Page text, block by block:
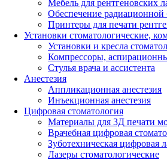
Мебель для рентгеновских
Обеспечение радиационной
Принтеры для печати
Установки стоматологические,
Установки и кресла
Компрессоры,
Стулья врача и ассистента
Анестезия
Аппликационная анестезия
Инъекционная анестезия
Цифровая стоматология
Материалы для 3Д печати
Врачебная цифровая
Зуботехническая цифровая
Лазеры стоматологические